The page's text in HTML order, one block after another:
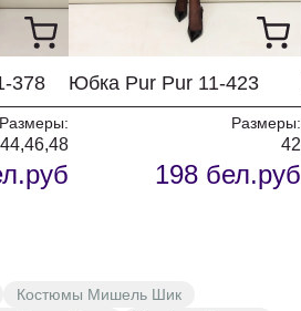
378
Размеры:
Юбка Pur Pur 11-423
Размеры:
42
198 бел.руб
Костюмы Мишель Шик